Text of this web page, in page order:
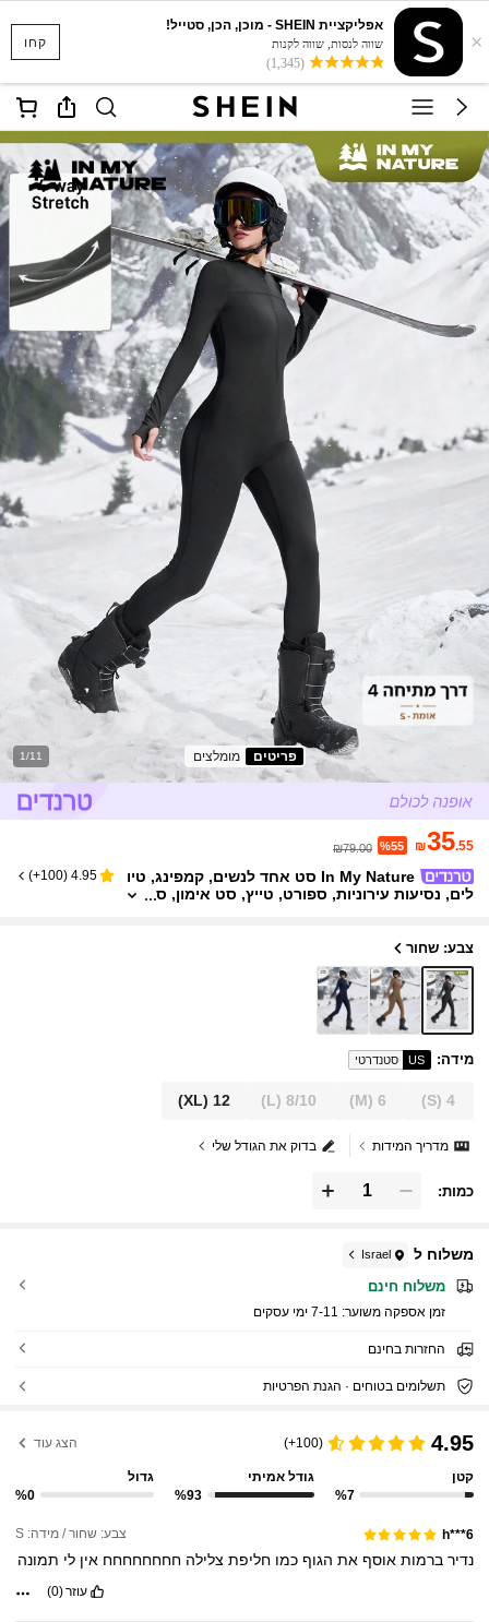
קחו ×
אפליקציית SHEIN - מוכן, הכן, סטייל!
שווה לנסות, שווה לקנות
(1,345)
פריטים מומלצים 1/11
₪35.55
%55
₪79.00
In My Nature סט אחד לנשים, קמפינג, טיו
לים, נסיעות עירוניות, ספורט, טייץ, סט אימון, ס
4.95
(
100+
)
צבע: שחור
מידה:
US סטנדרטי
4
(S)
6
(M)
8/10
(L)
12
(XL)
בדוק את הגודל שלי מדריך המידות
כמות:
משלוח ל Israel
משלוח חינם
זמן אספקה ​​משוער: 7-11 ימי עסקים
החזרות בחינם
תשלומים בטוחים · הגנת הפרטיות
4.95
(100+) הצג עוד
קטן
%7
גודל אמיתי
%93
גדול
%0
h***6 צבע: שחור / מידה: S
נדירברמותאוסףאת הגוףכמוחליפת צלילהחחחחחחחחאיןלי תמונה
עוזר(0)